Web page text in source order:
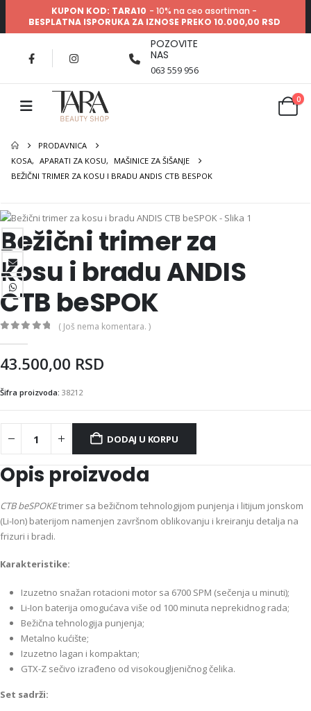
KUPON KOD: TARA10 - 10% na ceo asortiman -
BESPLATNA ISPORUKA ZA IZNOSE PREKO 10.000,00 RSD
POZOVITE
NAS
063 559 956
0
PRODAVNICA
KOSA, APARATI ZA KOSU,
MAŠINICE ZA ŠIŠANJE
BEŽIČNI TRIMER ZA KOSU I BRADU ANDIS CTB BESPOK
Bežični trimer za
kosu i bradu ANDIS
CTB beSPOK
( Još nema komentara. )
43.500,00 RSD
Šifra proizvoda: 38212
DODAJ U KORPU
Opis proizvoda
CTB beSPOKEtrimer sa bežičnom tehnologijom punjenja i litijum jonskom
(Li-Ion) baterijom namenjen završnom oblikovanju i kreiranju detalja na
frizuri i bradi.
Karakteristike:
Izuzetno snažan rotacioni motor sa 6700 SPM (sečenja u minuti);
Li-Ion baterija omogućava više od 100 minuta neprekidnog rada;
Bežična tehnologija punjenja;
Metalno kućište;
Izuzetno lagan i kompaktan;
GTX-Z sečivo izrađeno od visokougljeničnog čelika.
Set sadrži: